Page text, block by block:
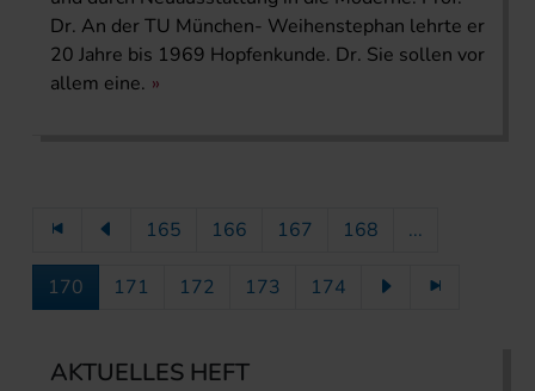
Dr. An der TU München- Weihenstephan lehrte er
20 Jahre bis 1969 Hopfenkunde. Dr. Sie sollen vor
allem eine.
165 166 167 168 ...
170 171 172 173 174
AKTUELLES HEFT